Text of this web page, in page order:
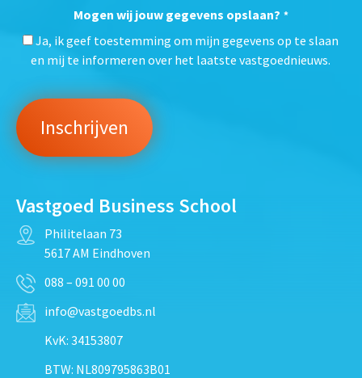
Mogen wij jouw gegevens opslaan? *
Ja, ik geef toestemming om mijn gegevens op te slaan
en mij te informeren over het laatste vastgoednieuws.
Vastgoed Business School
Philitelaan 73
5617 AM Eindhoven
088 – 091 00 00
info@vastgoedbs.nl
KvK: 34153807
BTW: NL809795863B01